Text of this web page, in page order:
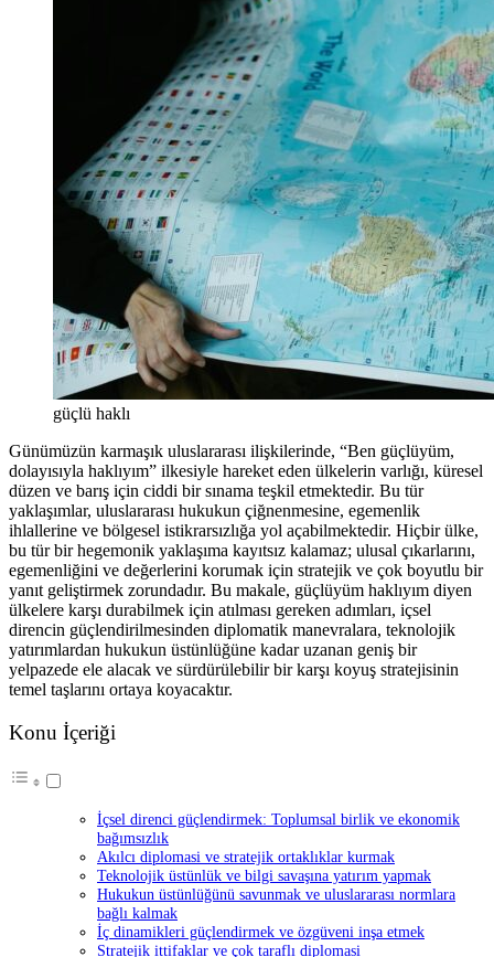
güçlü haklı
Günümüzün karmaşık uluslararası ilişkilerinde, “Ben güçlüyüm,
dolayısıyla haklıyım” ilkesiyle hareket eden ülkelerin varlığı, küresel
düzen ve barış için ciddi bir sınama teşkil etmektedir. Bu tür
yaklaşımlar, uluslararası hukukun çiğnenmesine, egemenlik
ihlallerine ve bölgesel istikrarsızlığa yol açabilmektedir. Hiçbir ülke,
bu tür bir hegemonik yaklaşıma kayıtsız kalamaz; ulusal çıkarlarını,
egemenliğini ve değerlerini korumak için stratejik ve çok boyutlu bir
yanıt geliştirmek zorundadır. Bu makale, güçlüyüm haklıyım diyen
ülkelere karşı durabilmek için atılması gereken adımları, içsel
direncin güçlendirilmesinden diplomatik manevralara, teknolojik
yatırımlardan hukukun üstünlüğüne kadar uzanan geniş bir
yelpazede ele alacak ve sürdürülebilir bir karşı koyuş stratejisinin
temel taşlarını ortaya koyacaktır.
Konu İçeriği
İçsel direnci güçlendirmek: Toplumsal birlik ve ekonomik
bağımsızlık
Akılcı diplomasi ve stratejik ortaklıklar kurmak
Teknolojik üstünlük ve bilgi savaşına yatırım yapmak
Hukukun üstünlüğünü savunmak ve uluslararası normlara
bağlı kalmak
İç dinamikleri güçlendirmek ve özgüveni inşa etmek
Stratejik ittifaklar ve çok taraflı diplomasi